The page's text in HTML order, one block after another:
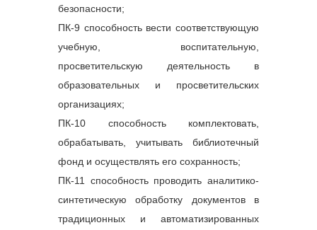
безопасности;
ПК-9 способность вести соответствующую
учебную, воспитательную,
просветительскую деятельность в
образовательных и просветительских
организациях;
ПК-10 способность комплектовать,
обрабатывать, учитывать библиотечный
фонд и осуществлять его сохранность;
ПК-11 способность проводить аналитико-
синтетическую обработку документов в
традиционных и автоматизированных